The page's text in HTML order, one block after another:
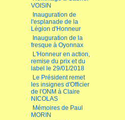
VOISIN
Inauguration de
l'esplanade de la
Légion d'Honneur
Inauguration de la
fresque à Oyonnax
L'Honneur en action,
remise du prix et du
label le 29/01/2018
Le Président remet
les insignes d'Officier
de l'ONM à Claire
NICOLAS
Mémoires de Paul
MORIN